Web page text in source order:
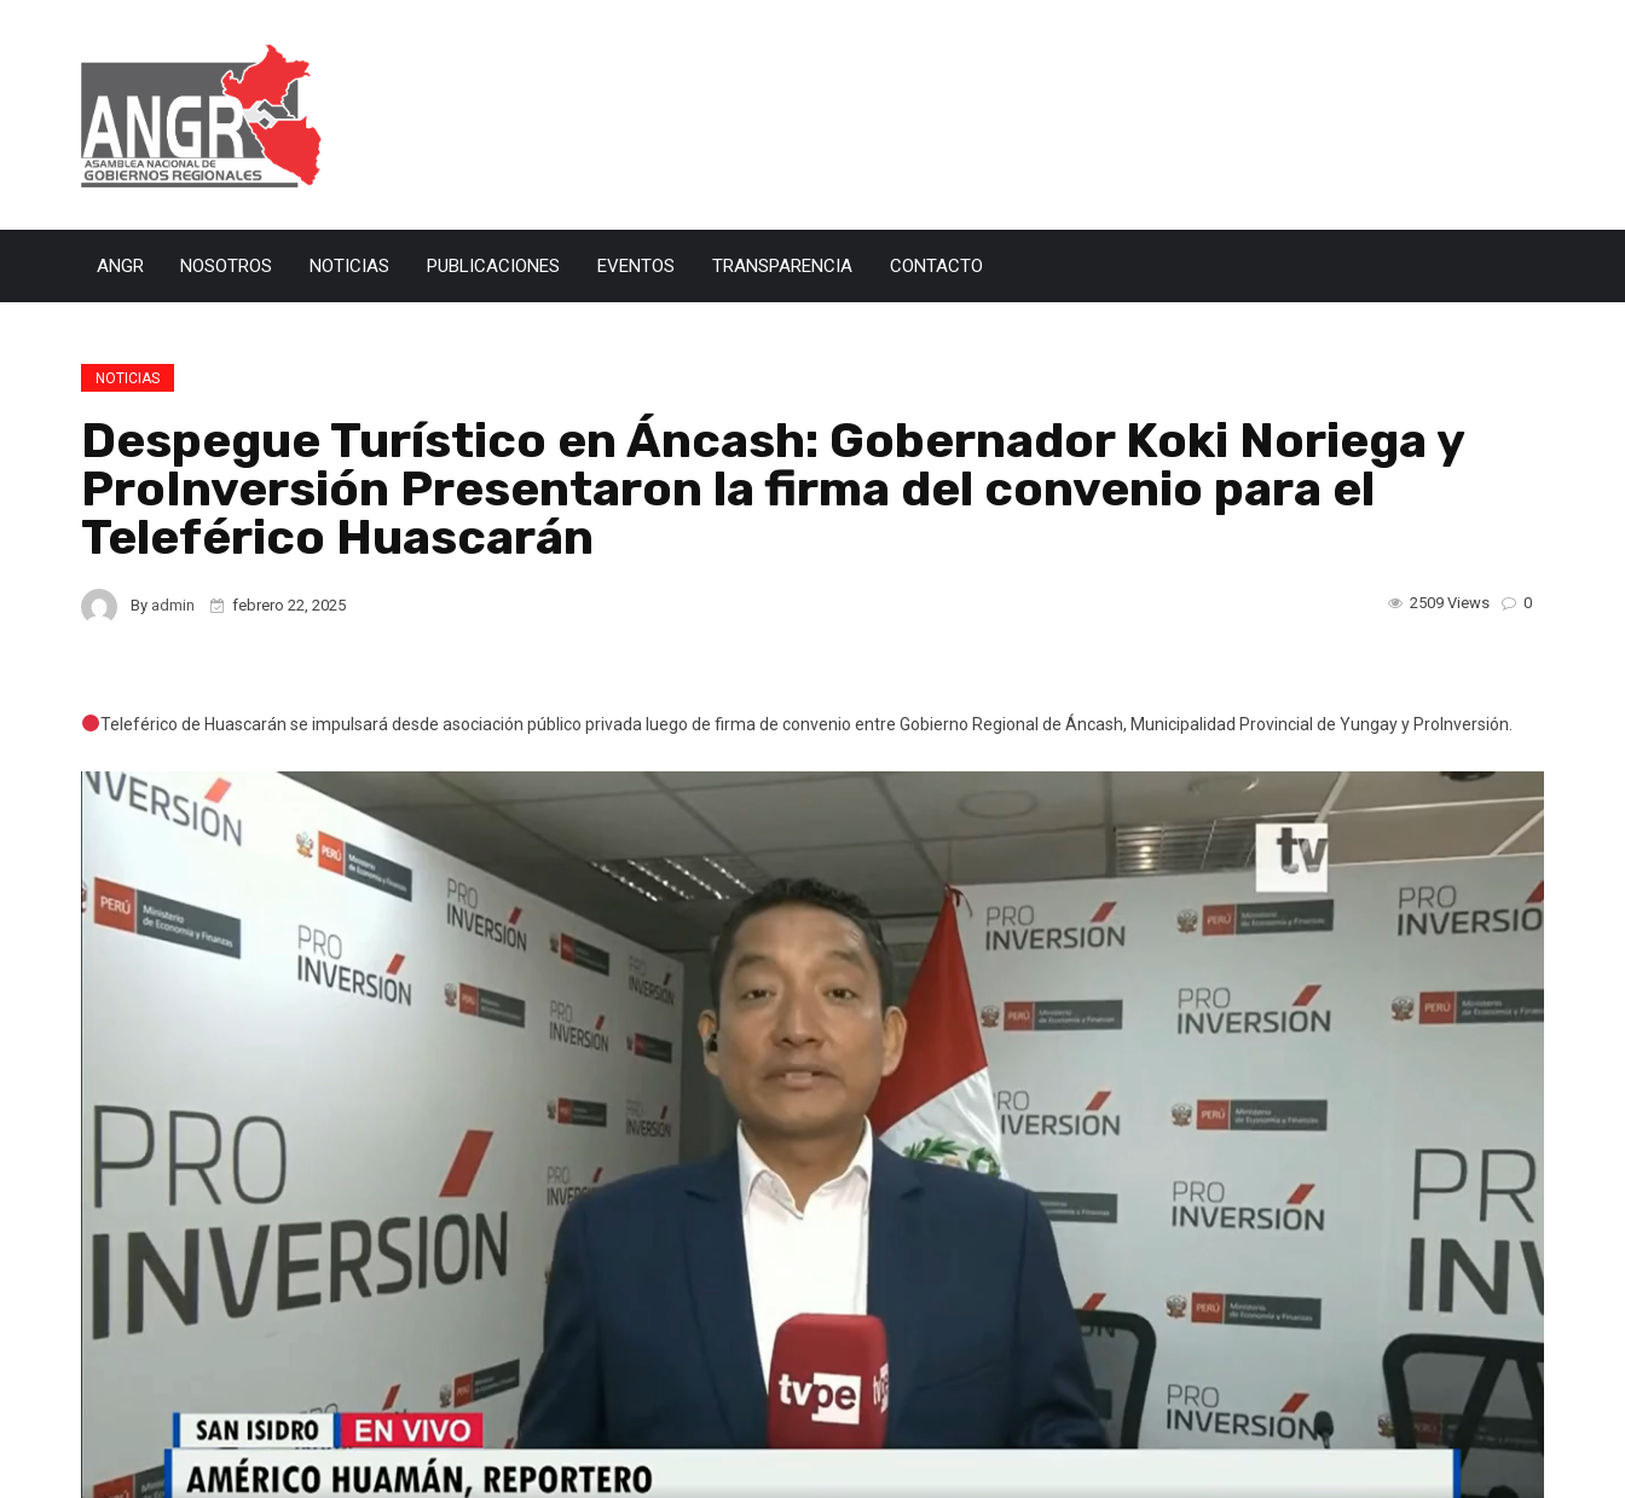
ANGR NOSOTROS NOTICIAS PUBLICACIONES EVENTOS TRANSPARENCIA CONTACTO
NOTICIAS
Despegue Turístico en Áncash: Gobernador Koki Noriega y
ProInversión Presentaron la firma del convenio para el
Teleférico Huascarán
By admin febrero 22, 2025 0
2509 Views
Teleférico de Huascarán se impulsará desde asociación público privada luego de firma de convenio entre Gobierno Regional de Áncash, Municipalidad Provincial de Yungay y ProInversión.